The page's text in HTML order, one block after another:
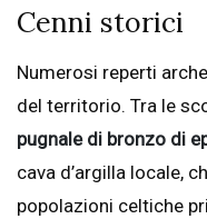
Cenni storici
Numerosi reperti
del territorio. Tra le
pugnale di bronzo di
cava d’argilla locale,
popolazioni celtiche